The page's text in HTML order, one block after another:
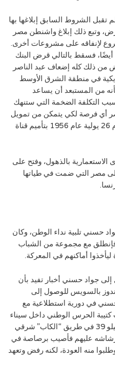
تقبل الشروط السابق إبلاغها بها
وتبع ذلك إبلاغ واشنطن مصر
لإنفاقه على مشروعات أخرى.
فسقط بالتالي قرض البنك
من ذلك كله إضعاف عبد الناصر
في منطقة الشرق الأوسط
من المستبعد أن يساعد
التكلفة الضخمة التي ستنهك
أي فرصة لكي يتمكن من تمويل
بناء السد العالي فكان قراره الذى أعلنه في يوم 26 يولية عام 1956 بتأميم قناة
بالذهول، وفتح على
على مصر التي ضمت في طياتها
حسني تلبية نداء الوطن، وكان
فإنطلق مع مجموعة من الشباب
أماكنهم في المعركة.
الجمعة 16 نوفمبر 1956، وصل إلى جواد حسني أخبار تفيد بأن
بالسويس للوصول إلى
في دورية استطلاعية مع
الحرس الوطني داخل سيناء
فقابلتهم دورية إسرائيلية كانت مرابطة عند الكيلو 39 في طريق “الكاب” شرقي
عليهم فأصيب برصاصة في
منه العودة، لكنه رفض وتعهد